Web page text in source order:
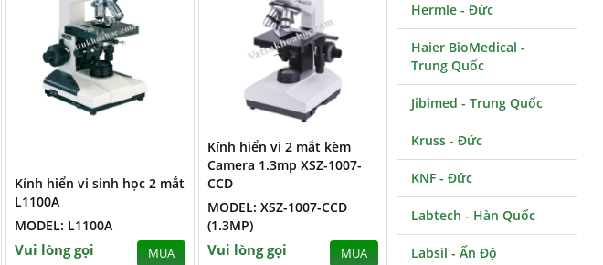
Kính hiển vi sinh học 2 mắt
L1100A
MODEL: L1100A
Vui lòng gọi MUA
Kính hiển vi 2 mắt kèm
Camera 1.3mp XSZ-1007-
CCD
MODEL: XSZ-1007-CCD
(1.3MP)
Vui lòng gọi MUA
Hermle - Đức
Haier BioMedical -
Trung Quốc
Jibimed - Trung Quốc
Kruss - Đức
KNF - Đức
Labtech - Hàn Quốc
Labsil - Ấn Độ